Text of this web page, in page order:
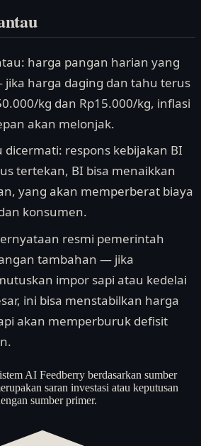
harga pangan harian yang
jika harga daging dan tahu terus
kg dan Rp15.000/kg, inflasi
akan melonjak.
dicermati: respons kebijakan BI
tertekan, BI bisa menaikkan
yang akan memperberat biaya
konsumen.
resmi pemerintah
tambahan — jika
impor sapi atau kedelai
ini bisa menstabilkan harga
akan memperburuk defisit
AI Feedberry berdasarkan sumber
saran investasi atau keputusan
sumber primer.